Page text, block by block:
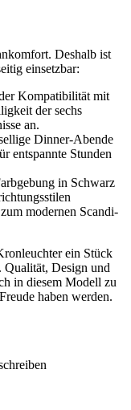
Deshalb ist
einsetzbar:
Kompatibilität mit
der sechs
an.
Dinner-Abende
entspannte Stunden
in Schwarz
modernen Scandi-
ein Stück
Qualität, Design und
in diesem Modell zu
haben werden.